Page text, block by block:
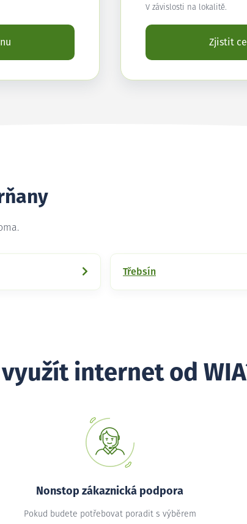
V závislosti na lokalitě.
Zjistit
Třebsín
internet od
Nonstop zákaznická podpora
Pokud budete potřebovat poradit s výběrem